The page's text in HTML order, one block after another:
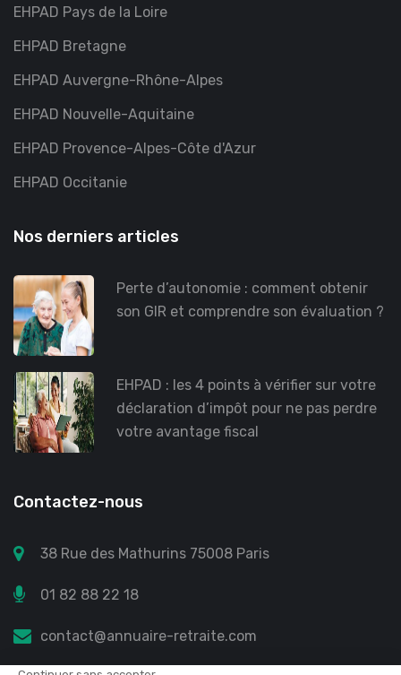
EHPAD Pays de la Loire
EHPAD Bretagne
EHPAD Auvergne-Rhône-Alpes
EHPAD Nouvelle-Aquitaine
EHPAD Provence-Alpes-Côte d'Azur
EHPAD Occitanie
Nos derniers articles
Perte d’autonomie : comment obtenir
son GIR et comprendre son évaluation ?
EHPAD : les 4 points à vérifier sur votre
déclaration d’impôt pour ne pas perdre
votre avantage fiscal
Contactez-nous
38 Rue des Mathurins 75008 Paris
01 82 88 22 18
contact@annuaire-retraite.com